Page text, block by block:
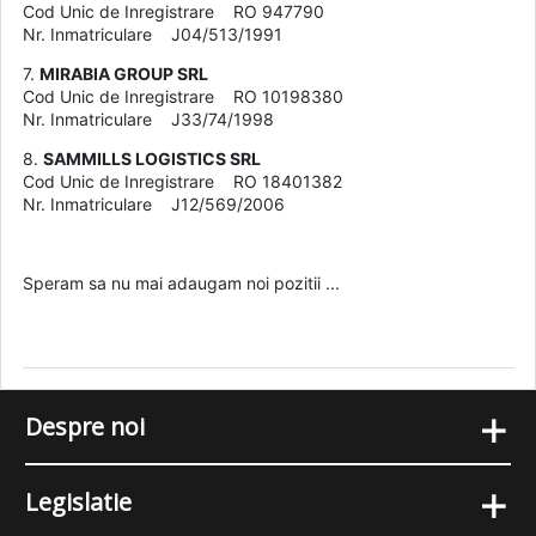
Cod Unic de Inregistrare RO 947790
Nr. Inmatriculare J04/513/1991
7. MIRABIA GROUP SRL
Cod Unic de Inregistrare RO 10198380
Nr. Inmatriculare J33/74/1998
8. SAMMILLS LOGISTICS SRL
Cod Unic de Inregistrare RO 18401382
Nr. Inmatriculare J12/569/2006
Speram sa nu mai adaugam noi pozitii ...
Despre noi +
Legislatie +